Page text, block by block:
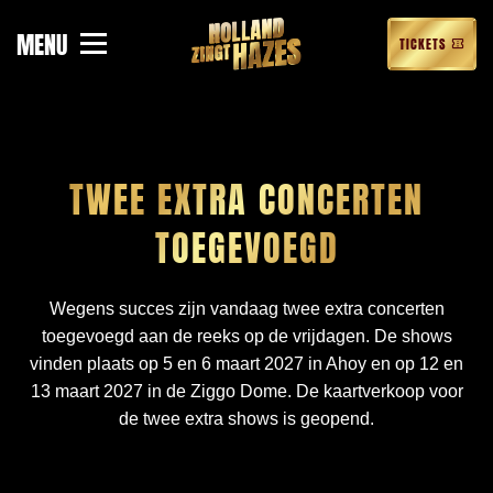
MERCHANDISE
MENU TICKETS
TWEE EXTRA CONCERTEN
TOEGEVOEGD
Wegens succes zijn vandaag twee extra concerten
toegevoegd aan de reeks op de vrijdagen. De shows
vinden plaats op 5 en 6 maart 2027 in Ahoy en op 12 en
13 maart 2027 in de Ziggo Dome. De kaartverkoop voor
de twee extra shows is geopend.